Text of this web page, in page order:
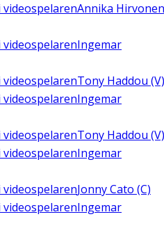
Annika Hirvonen
videospelarenIngemar
videospelarenTony Haddou (V)
videospelarenIngemar
videospelarenTony Haddou (V)
videospelarenIngemar
videospelarenJonny Cato (C)
videospelarenIngemar